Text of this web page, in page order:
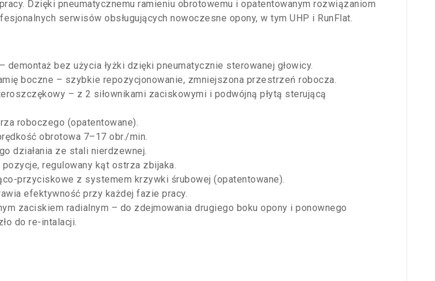
Dzięki pneumatycznemu ramieniu obrotowemu i opatentowanym rozwiązaniom
serwisów obsługujących nowoczesne opony, w tym UHP i RunFlat.
– demontaż bez użycia łyżki dzięki pneumatycznie sterowanej głowicy.
boczne – szybkie repozycjonowanie, zmniejszona przestrzeń robocza.
– z 2 siłownikami zaciskowymi i podwójną płytą sterującą
roboczego (opatentowane).
obrotowa 7–17 obr./min.
działania ze stali nierdzewnej.
regulowany kąt ostrza zbijaka.
przyciskowe z systemem krzywki śrubowej (opatentowane).
efektywność przy każdej fazie pracy.
zaciskiem radialnym – do zdejmowania drugiego boku opony i ponownego
do re-intalacji.